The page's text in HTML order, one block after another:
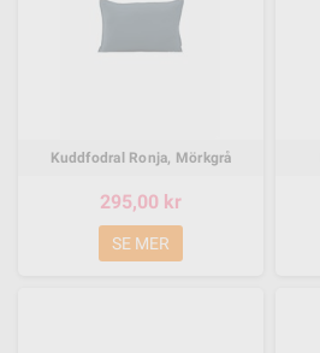
Kuddfodral Ronja, Mörkgrå
295,00 kr
SE MER